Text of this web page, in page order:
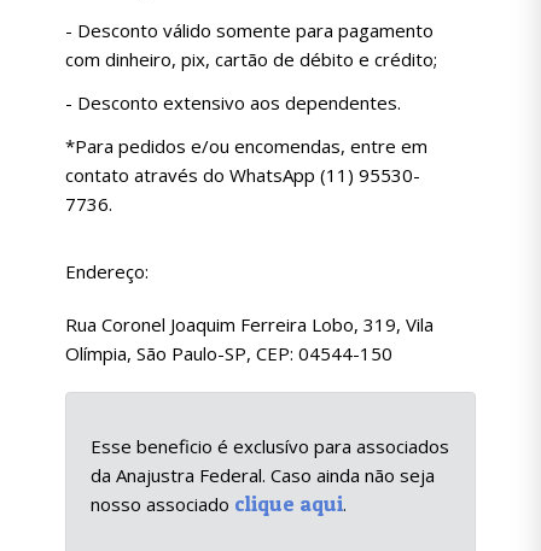
- Desconto válido somente para pagamento
com dinheiro, pix, cartão de débito e crédito;
- Desconto extensivo aos dependentes.
*Para pedidos e/ou encomendas, entre em
contato através do WhatsApp (11) 95530-
7736.
Endereço:
Rua Coronel Joaquim Ferreira Lobo, 319, Vila
Olímpia, São Paulo-SP, CEP: 04544-150
Esse beneficio é exclusívo para associados
da Anajustra Federal. Caso ainda não seja
nosso associado clique aqui.